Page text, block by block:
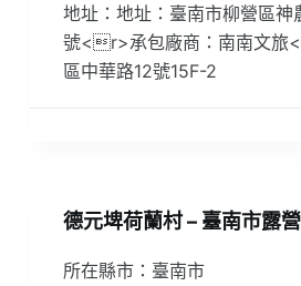
地址：地址：臺南市柳營區神
號<r>承包廠商：南南文旅
區中華路12號15F-2
德元埤荷蘭村 – 臺南市露
所在縣市：臺南市